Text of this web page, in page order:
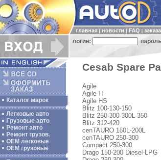
главная новости FAQ
логин:
Каталог марок
Легковые авто
Грузовые авто
Ремонт авто
Ремонт грузов.
ОЕМ легковые
OEM грузовые
Cesab Spare
Agile
Agile H
Agile HS
Blitz 100-130-150
Blitz 250-300-300L-350
Blitz 312-420
cenTAURO 160L-200L
cenTAURO 250-300
Compact 250-300
Drago 150-200 Diesel-LPG